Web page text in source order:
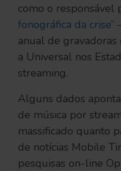
como o responsável
fonográfica da crise”
anual de
a Universal nos
streaming.
Alguns dados
de música por
massificado quanto
de notícias Mobile
pesquisas on-line